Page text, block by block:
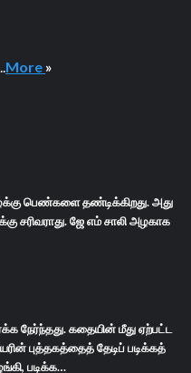
More »
பெண்களை தண்டிக்கிறது. அது
சரிவராது. ஜே எம் சாலி அழகாக
நேர்ந்தது. கதையின் மீது ஏற்பட்ட
புத்தகத்தைத் தேடிப் படிக்கத்
படிக்க…